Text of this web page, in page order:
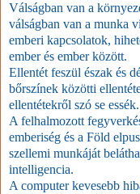
Válságban van a
válságban van a munka
emberi kapcsolatok,
ember és ember között.
Ellentét feszül észak és
bőrszínek közötti
ellentétekről szó se essék.
A felhalmozott
emberiség és a Föld
szellemi munkáját
intelligencia.
A computer kevesebb